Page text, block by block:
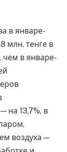
в январе-
млн. тенге в
чем в январе-
13,7%, в
воздуха —